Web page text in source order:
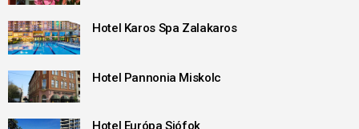
Hotel Karos Spa Zalakaros
Hotel Pannonia Miskolc
Hotel Európa Siófok